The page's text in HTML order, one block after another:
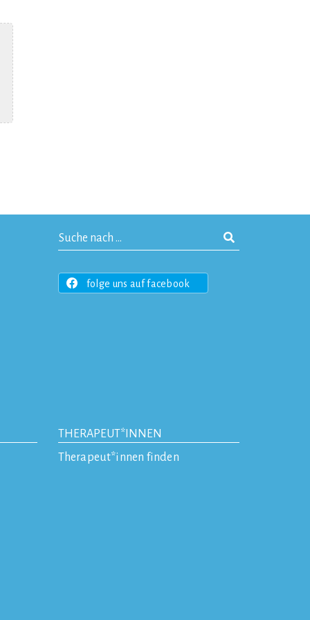
folge uns auf facebook
THERAPEUT*INNEN
Therapeut*innen finden